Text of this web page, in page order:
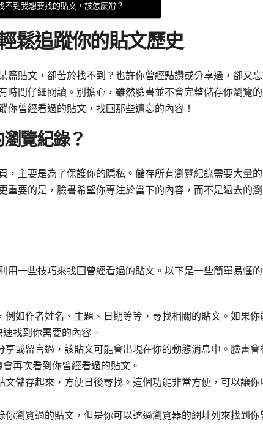
到我想要找的貼文，該怎麼辦？
鬆追蹤你的貼文歷史
篇貼文，卻苦於找不到？也許你曾經點讚或分享過，卻又
時間仔細閱讀。別擔心，雖然臉書並不會完整儲存你瀏覽
曾經看過的貼文，找回那些遺忘的內容！
覽紀錄？
，主要是為了保護你的隱私。儲存所有瀏覽紀錄需要大量
重要的是，臉書希望你專注於當下的內容，而不是過去的
用一些技巧來找回曾經看過的貼文。以下是一些簡單易懂
例如作者姓名、主題、日期等等，尋找相關的貼文。如果你
找到你需要的內容。
享或留言過，該貼文可能會出現在你的動態消息中。臉書會
再次看到你曾經看過的貼文。
文儲存起來，方便日後尋找。這個功能非常方便，可以讓你
你瀏覽過的貼文，但是你可以透過瀏覽器的網址列來找到你